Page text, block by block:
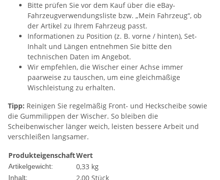
Bitte prüfen Sie vor dem Kauf über die eBay-
Fahrzeugverwendungsliste bzw. „Mein Fahrzeug“, ob
der Artikel zu Ihrem Fahrzeug passt.
Informationen zu Position (z. B. vorne / hinten), Set-
Inhalt und Längen entnehmen Sie bitte den
technischen Daten im Angebot.
Wir empfehlen, die Wischer einer Achse immer
paarweise zu tauschen, um eine gleichmäßige
Wischleistung zu erhalten.
Tipp: Reinigen Sie regelmäßig Front- und Heckscheibe sowie
die Gummilippen der Wischer. So bleiben die
Scheibenwischer länger weich, leisten bessere Arbeit und
verschleißen langsamer.
ProdukteigenschaftWert
Artikelgewicht: 0,33 kg
Inhalt: 2,00 Stück